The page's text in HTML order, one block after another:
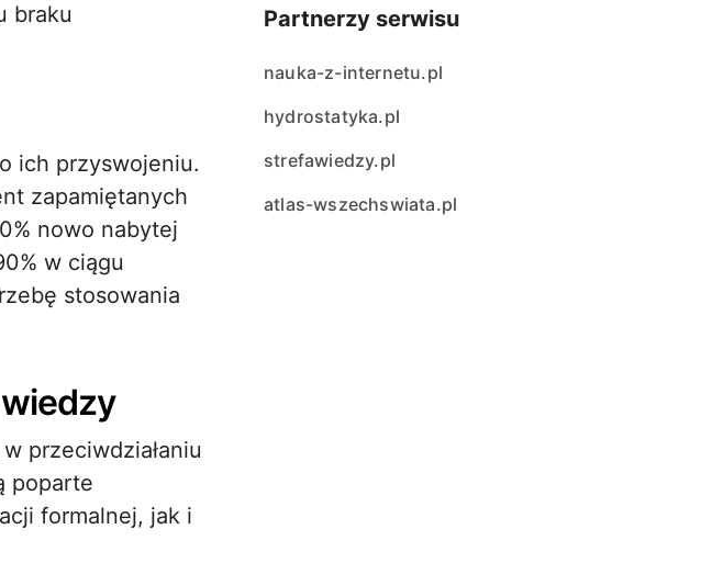
braku
ich przyswojeniu.
zapamiętanych
nowo nabytej
w ciągu
stosowania
przeciwdziałaniu
poparte
formalnej, jak i
Partnerzy serwisu
nauka-z-internetu.pl
hydrostatyka.pl
strefawiedzy.pl
atlas-wszechswiata.pl